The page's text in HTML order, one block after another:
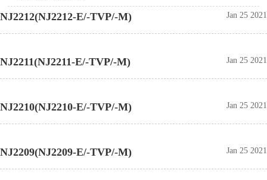
NJ2212(NJ2212-E/-TVP/-M) Jan 25 2021
NJ2211(NJ2211-E/-TVP/-M) Jan 25 2021
NJ2210(NJ2210-E/-TVP/-M) Jan 25 2021
NJ2209(NJ2209-E/-TVP/-M) Jan 25 2021